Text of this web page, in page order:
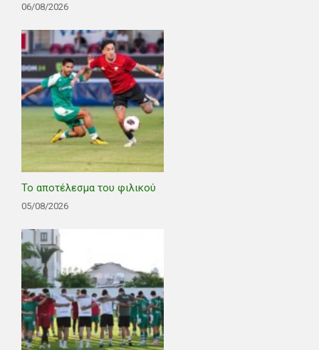
06/08/2026
Το αποτέλεσμα του φιλικού
05/08/2026